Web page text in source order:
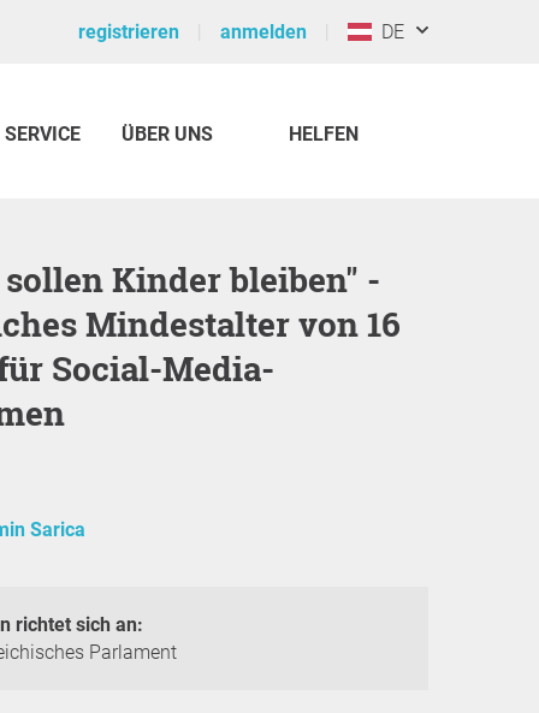
registrieren anmelden DE
SERVICE ÜBER UNS HELFEN
Mindestalter von 16
Social-Media-
Sarica
richtet sich an:
Parlament